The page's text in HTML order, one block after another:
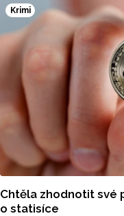
Krimi
Chtěla zhodnotit své
o statisíce